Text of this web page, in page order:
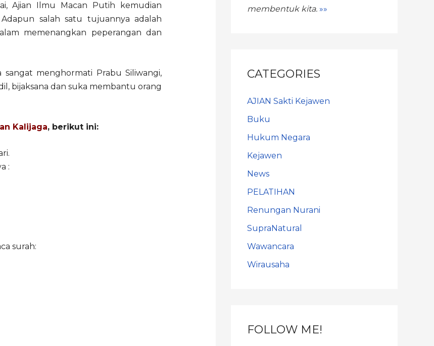
Ajian Ilmu Macan Putih kemudian
salah satu tujuannya adalah
memenangkan peperangan dan
sangat menghormati Prabu Siliwangi,
bijaksana dan suka membantu orang
Kalijaga, berikut ini:
:
surah:
membentuk kita. »»
CATEGORIES
AJIAN Sakti Kejawen
Buku
Hukum Negara
Kejawen
News
PELATIHAN
Renungan Nurani
SupraNatural
Wawancara
Wirausaha
FOLLOW ME!